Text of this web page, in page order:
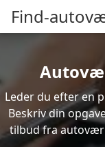
Find-
Leder du efter en
Beskriv din
tilbud fra